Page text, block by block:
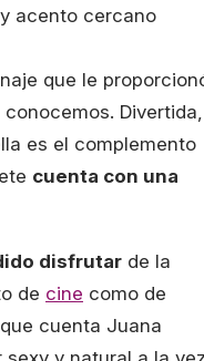
acento cercano
que le
Divertida,
es el complemento
cuenta con una
disfrutar de la
de cine como de
cuenta Juana